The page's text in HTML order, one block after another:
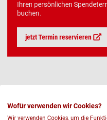
Ihren persönlichen
buchen.
jetzt Termin reservieren
Wofür verwenden wir Cookies?
Wir verwenden Cookies, um die